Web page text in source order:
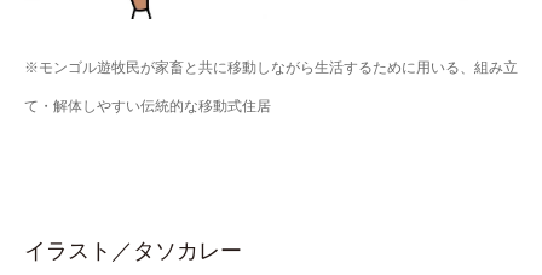
※モンゴル遊牧民が家畜と共に移動しながら生活するために用いる、組み立
て・解体しやすい伝統的な移動式住居
イラスト／タソカレー